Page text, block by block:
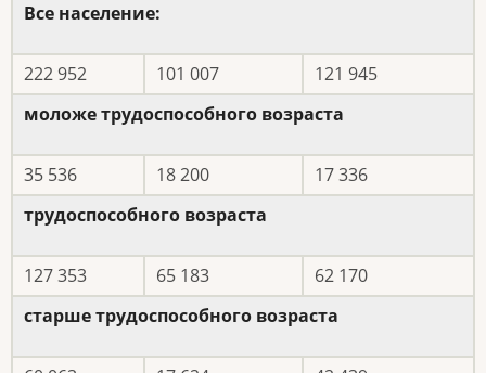
Все население:
222 952 101 007
121 945
моложе трудоспособного возраста
35 536 18 200
17 336
трудоспособного возраста
127 353 65 183
62 170
старше трудоспособного возраста